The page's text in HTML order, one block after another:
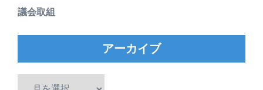
議会取組
アーカイブ